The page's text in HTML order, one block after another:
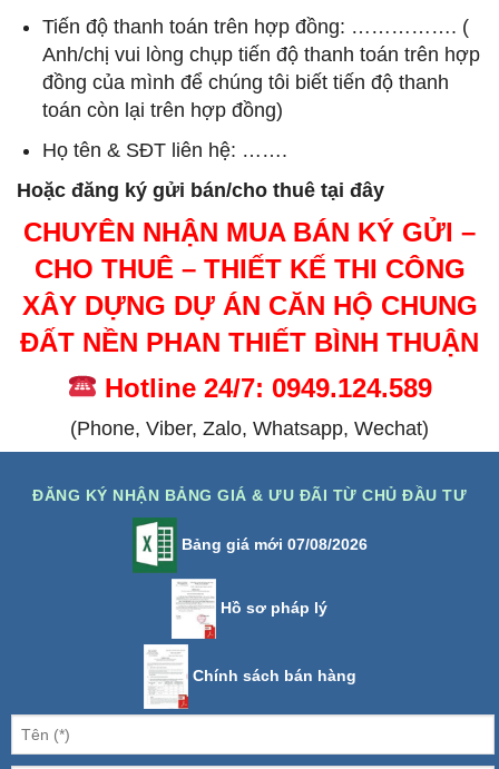
Tiến độ thanh toán trên hợp đồng: ……………. (
Anh/chị vui lòng chụp tiến độ thanh toán trên hợp
đồng của mình để chúng tôi biết tiến độ thanh
toán còn lại trên hợp đồng)
Họ tên & SĐT liên hệ: …….
Hoặc đăng ký gửi bán/cho thuê tại đây
CHUYÊN NHẬN MUA BÁN KÝ GỬI –
CHO THUÊ – THIẾT KẾ THI CÔNG
XÂY DỰNG DỰ ÁN CĂN HỘ CHUNG
ĐẤT NỀN PHAN THIẾT BÌNH THUẬN
Hotline 24/7: 0949.124.589
(Phone, Viber, Zalo, Whatsapp, Wechat)
ĐĂNG KÝ NHẬN BẢNG GIÁ & ƯU ĐÃI TỪ CHỦ ĐẦU TƯ
Bảng giá mới 07/08/2026
Hồ sơ pháp lý
Chính sách bán hàng